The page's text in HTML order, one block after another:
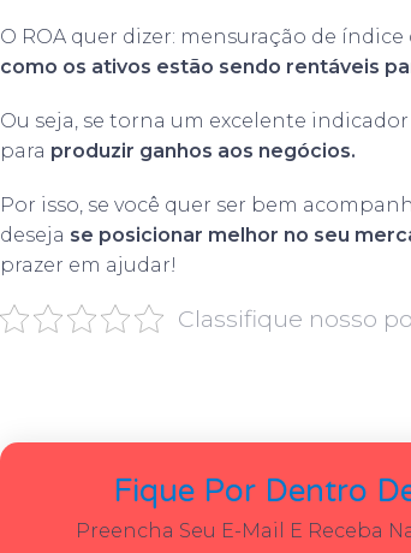
O ROA quer dizer: mensuração de
como os ativos estão sendo rentáveis
Ou seja, se torna um excelente
para produzir ganhos aos negócios.
Por isso, se você quer ser bem
deseja se posicionar melhor no seu
prazer em ajudar!
Classifique nosso
Fique Por Dentro
Preencha Seu E-Mail E Receba